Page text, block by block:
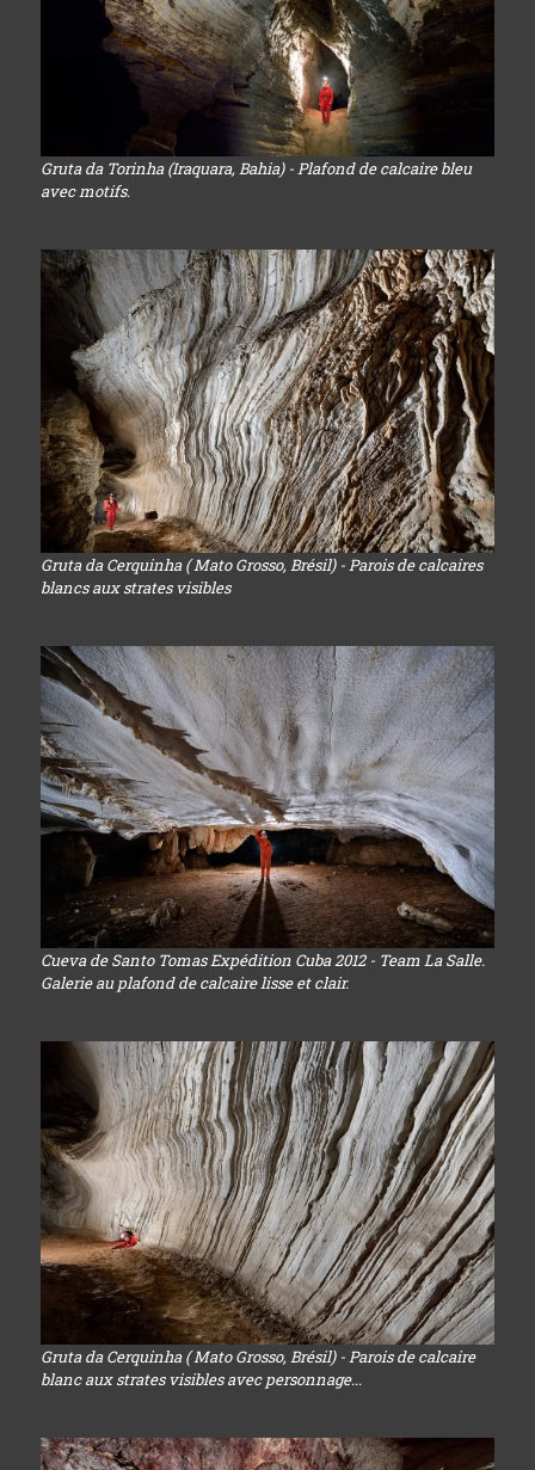
Gruta da Torinha (Iraquara, Bahia) - Plafond de calcaire bleu
avec motifs.
Gruta da Cerquinha ( Mato Grosso, Brésil) - Parois de calcaires
blancs aux strates visibles
Cueva de Santo Tomas Expédition Cuba 2012 - Team La Salle.
Galerie au plafond de calcaire lisse et clair.
Gruta da Cerquinha ( Mato Grosso, Brésil) - Parois de calcaire
blanc aux strates visibles avec personnage...